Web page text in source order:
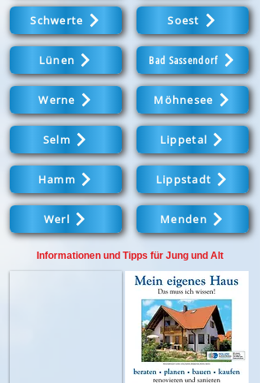
Schwerte Soest
Lünen Bad Sassendorf
Werne Möhnesee
Selm Lippetal
Hamm Lippstadt
Werl Menden
Informationen und Tipps für Jung und Alt